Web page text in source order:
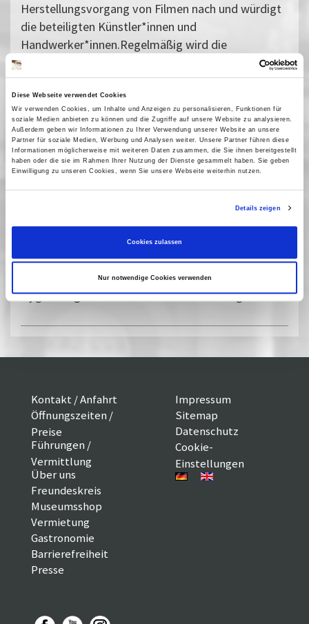
Diese Webseite verwendet Cookies
Wir verwenden Cookies, um Inhalte und Anzeigen zu personalisieren, Funktionen für
soziale Medien anbieten zu können und die Zugriffe auf unsere Website zu analysieren.
Außerdem geben wir Informationen zu Ihrer Verwendung unserer Website an unsere
Partner für soziale Medien, Werbung und Analysen weiter. Unsere Partner führen diese
Informationen möglicherweise mit weiteren Daten zusammen, die Sie ihnen bereitgestellt
haben oder die sie im Rahmen Ihrer Nutzung der Dienste gesammelt haben. Sie geben
Einwilligung zu unseren Cookies, wenn Sie unsere Webseite weiterhin nutzen.
Details zeigen
Cookies zulassen
Nur notwendige Cookies verwenden
Herstellungsvorgang von Filmen nach und würdigt
die beteiligten Künstler*innen und
Handwerker*innen.Regelmäßig wird die
Ausstellung um neue Exponate ergänzt. Im
Themenraum»Mimen & Masken« kann ab sofort
eine Reihe prunkvoller Kostüme bestaunt werden,
die die Kostümbildnerin Doris Haußmann
(gestorben 2016) für den Fernsehfilm »Marie
Grubbe« entwarf. Hinweis: Im Juni ist die
Dauerausstellung von Donnerstag bis Sonntag und
ab Juli wieder regulär von Dienstag bis Sonntag zu
besichtigen. Bis zu 35 Besucher*innen können sich
gleichzeitig in der Ausstellung aufhalten, eine
Voranmeldung ist nicht nötig. Die interaktiven
Touchmonitor-Stationen können derzeit leider
noch nicht genutzt werden. Es gelten die aktuellen
Hygieneregeln und Sicherheitsbestimmungen.
Kontakt / Anfahrt
Öffnungszeiten /
Preise
Führungen /
Vermittlung
Über uns
Freundeskreis
Museumsshop
Vermietung
Gastronomie
Barrierefreiheit
Presse
Impressum
Sitemap
Datenschutz
Cookie-
Einstellungen